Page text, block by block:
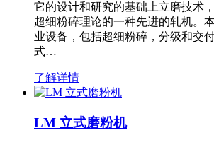
它的设计和研究的基础上立磨技术
超细粉碎理论的一种先进的轧机。
业设备，包括超细粉碎，分级和交
式…
了解详情
LM 立式磨粉机